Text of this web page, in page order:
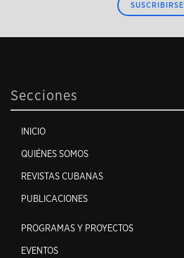
SUSCRIBIRSE
Secciones
INICIO
QUIÉNES SOMOS
REVISTAS CUBANAS
PUBLICACIONES
PROGRAMAS Y PROYECTOS
EVENTOS